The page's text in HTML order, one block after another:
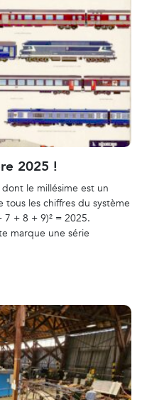
2025 !
le millésime est un
tous les chiffres du système
7 + 8 + 9)² = 2025.
marque une série